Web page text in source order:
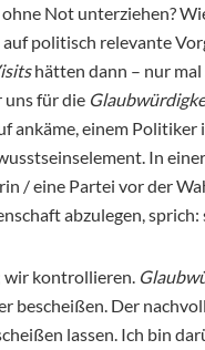
Not unterziehen?
politisch relevante
hätten dann – nur mal
uns für die
ankäme, einem
In
/ eine Partei vor der
abzulegen,
kontrollieren.
bescheißen. Der
lassen. Ich bin